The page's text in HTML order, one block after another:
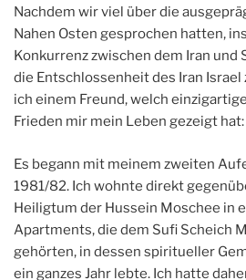
Nachdem wir viel über die
Nahen Osten gesprochen hatten,
Konkurrenz zwischen dem Iran und
die Entschlossenheit des Iran Israel
ich einem Freund, welch
Frieden mir mein Leben gezeigt hat:
Es begann mit meinem zweiten
1981/82. Ich wohnte direkt
Heiligtum der Hussein Moschee in
Apartments, die dem Sufi Scheich
gehörten, in dessen spiritueller
ein ganzes Jahr lebte. Ich hatte